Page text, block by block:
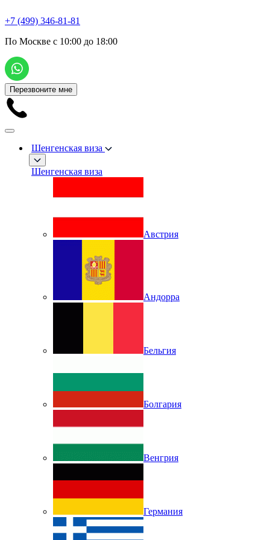
+7 (499) 346-81-81
По Москве с 10:00 до 18:00
Перезвоните мне
Шенгенская виза
Шенгенская виза
Австрия
Андорра
Бельгия
Болгария
Венгрия
Германия